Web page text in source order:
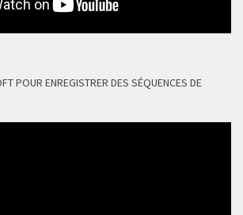
POUR ENREGISTRER DES SÉQUENCES DE